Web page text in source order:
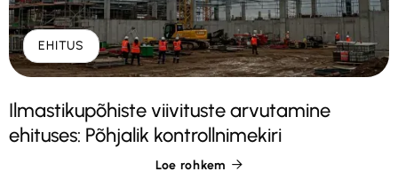
EHITUS
Ilmastikupõhiste viivituste arvutamine
ehituses: Põhjalik kontrollnimekiri
Loe rohkem 